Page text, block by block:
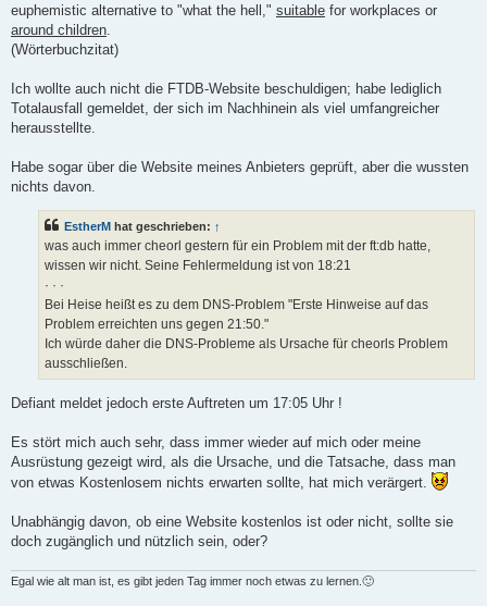
euphemistic alternative to "what the hell," suitable for workplaces or
around children
(Wörterbuchzitat)
Ich wollte auch nicht die FTDB-Website beschuldigen; habe lediglich
Totalausfall gemeldet, der sich im Nachhinein als viel umfangreicher
herausstellte.
Habe sogar über die Website meines Anbieters geprüft, aber die wussten
nichts davon.
EstherM hat geschrieben: ↑
was auch immer cheorl gestern für ein Problem mit der ft:db hatte,
wissen wir nicht. Seine Fehlermeldung ist von 18:21
· · ·
Bei Heise heißt es zu dem DNS-Problem "Erste Hinweise auf das
Problem erreichten uns gegen 21:50."
Ich würde daher die DNS-Probleme als Ursache für cheorls Problem
ausschließen.
Defiant meldet jedoch erste Auftreten um 17:05 Uhr !
Es stört mich auch sehr, dass immer wieder auf mich oder meine
Ausrüstung gezeigt wird, als die Ursache, und die Tatsache, dass man
von etwas Kostenlosem nichts erwarten sollte, hat mich verärgert.
Unabhängig davon, ob eine Website kostenlos ist oder nicht, sollte sie
doch zugänglich und nützlich sein, oder?
Egal wie alt man ist, es gibt jeden Tag immer noch etwas zu lernen.🙂